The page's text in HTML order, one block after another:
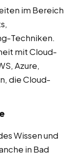
im Bereich
Techniken.
mit Cloud-
Azure,
die Cloud-
Wissen und
in Bad